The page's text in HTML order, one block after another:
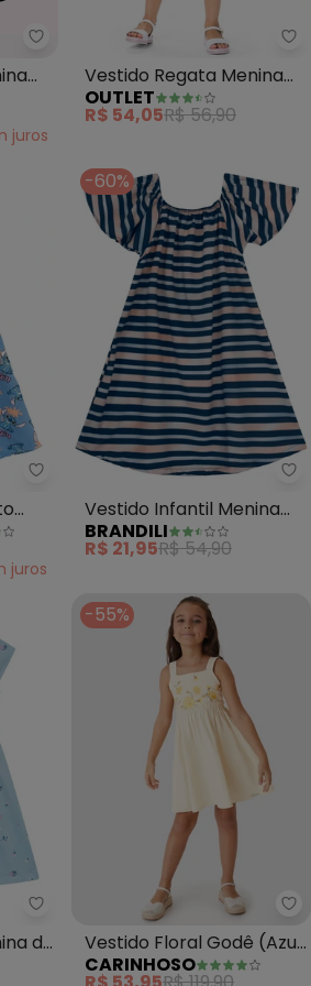
Milon - Vestido Infantil Menina
juros
Vestido Regata Menina
(Azul)
OUTLET
R$ 54,05R$ 56,90
Malwee Kids - Vestido Stitch®
juros
-60%
Vestido Infantil Menina
Estampado (Azul)
BRANDILI
R$ 21,95R$ 54,90
Brandili - Vestido Infantil
de
-55%
Vestido Floral Godê (Azul
Claro)
CARINHOSO